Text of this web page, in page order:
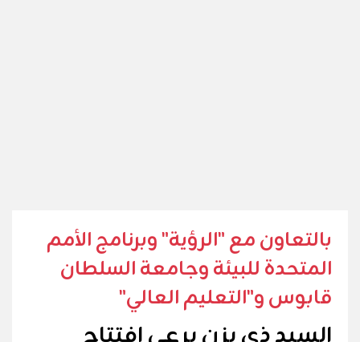
بالتعاون مع "الرؤية" وبرنامج الأمم
المتحدة للبيئة وجامعة السلطان
قابوس و"التعليم العالي"